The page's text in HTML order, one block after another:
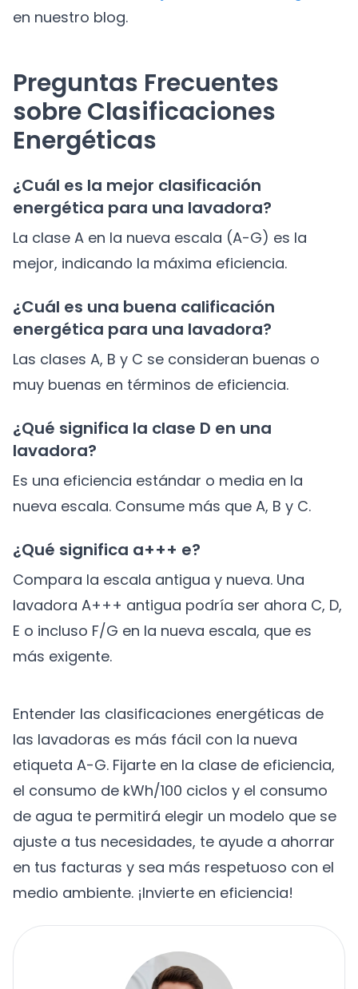
en nuestro blog.
Preguntas Frecuentes
sobre Clasificaciones
Energéticas
¿Cuál es la mejor clasificación
energética para una lavadora?
La clase A en la nueva escala (A-G) es la
mejor, indicando la máxima eficiencia.
¿Cuál es una buena calificación
energética para una lavadora?
Las clases A, B y C se consideran buenas o
muy buenas en términos de eficiencia.
¿Qué significa la clase D en una
lavadora?
Es una eficiencia estándar o media en la
nueva escala. Consume más que A, B y C.
¿Qué significa a+++ e?
Compara la escala antigua y nueva. Una
lavadora A+++ antigua podría ser ahora C, D,
E o incluso F/G en la nueva escala, que es
más exigente.
Entender las clasificaciones energéticas de
las lavadoras es más fácil con la nueva
etiqueta A-G. Fijarte en la clase de eficiencia,
el consumo de kWh/100 ciclos y el consumo
de agua te permitirá elegir un modelo que se
ajuste a tus necesidades, te ayude a ahorrar
en tus facturas y sea más respetuoso con el
medio ambiente. ¡Invierte en eficiencia!